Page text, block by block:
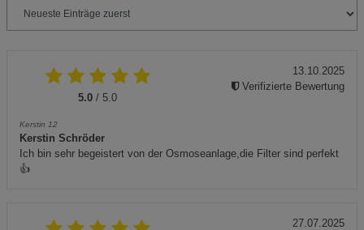
5.0 / 5.0
Kerstin 12
Kerstin Schröder
Ich bin sehr begeistert von der Osmoseanlage,die Filter sind perfekt
👍
13.10.2025
Verifizierte Bewertung
27.07.2025